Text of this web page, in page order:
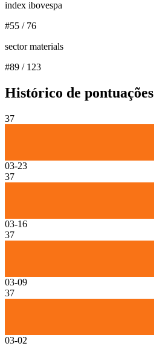
index ibovespa
#55 / 76
sector materials
#89 / 123
Histórico de pontuações
37
03-23
37
03-16
37
03-09
37
03-02